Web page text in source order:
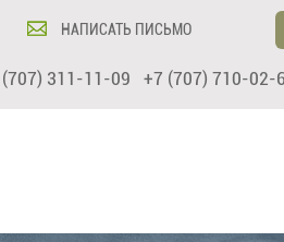
НАПИСАТЬ ПИСЬМО
311-11-09 +7 (707) 710-02-